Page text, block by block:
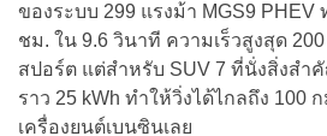
ของระบบ 299 แรงม้า MGS9 PHEV
ชม. ใน 9.6 วินาที ความเร็วสูงสุด
สปอร์ต แต่สำหรับ SUV 7 ที่นั่งสิ่งสำ
ราว 25 kWh ทำให้วิ่งได้ไกลถึง 100
เครื่องยนต์เบนซินเลย